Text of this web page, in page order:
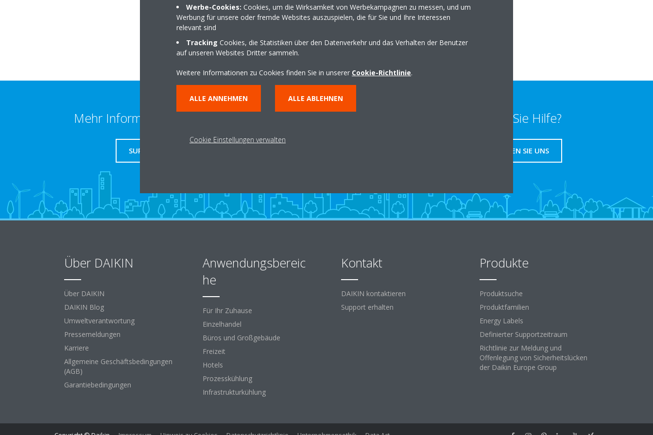
19077 Uelitz
klaus.kagel@web.de
http://www.kagel-haustechnik.de
Mehr Information erhalten
SUPPORT
Benötigen Sie Hilfe?
KONTAKTIEREN SIE UNS
Über DAIKIN
Über DAIKIN
DAIKIN Blog
Umweltverantwortung
Pressemeldungen
Karriere
Allgemeine Geschäftsbedingungen
(AGB)
Garantiebedingungen
Anwendungsbereic
he
Für Ihr Zuhause
Einzelhandel
Büros und Großgebäude
Freizeit
Hotels
Prozesskühlung
Infrastrukturkühlung
Kontakt
DAIKIN kontaktieren
Support erhalten
Produkte
Produktsuche
Produktfamilien
Energy Labels
Definierter Supportzeitraum
Richtlinie zur Meldung und
Offenlegung von Sicherheitslücken
der Daikin Europe Group
Werbe-Cookies: Cookies, um die Wirksamkeit von Werbekampagnen zu messen, und um
Werbung für unsere oder fremde Websites auszuspielen, die für Sie und Ihre Interessen
relevant sind
Tracking Cookies, die Statistiken über den Datenverkehr und das Verhalten der Benutzer
auf unseren Websites Dritter sammeln.
Weitere Informationen zu Cookies finden Sie in unserer Cookie-Richtlinie.
ALLE ANNEHMEN ALLE ABLEHNEN
Cookie Einstellungen verwalten